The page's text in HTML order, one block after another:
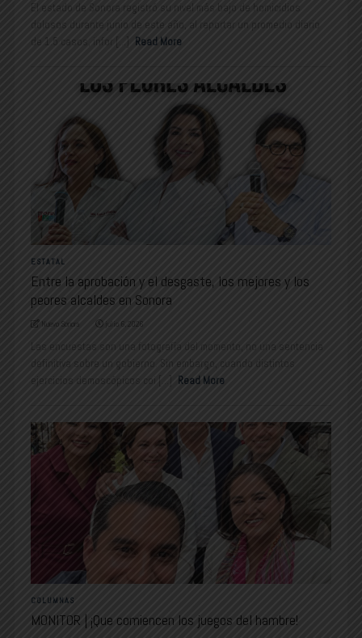
El estado de Sonora registró su nivel más bajo de homicidios
dolosos durante junio de este año, al reportar un promedio diario
de 1.5 casos, infor [...]
Read More
ESTATAL
Entre la aprobación y el desgaste, los mejores y los
peores alcaldes en Sonora
Nuevo Sonora julio 6, 2026
Las encuestas son una fotografía del momento, no una sentencia
definitiva sobre un gobierno. Sin embargo, cuando distintos
ejercicios demoscópicos coi [...]
Read More
COLUMNAS
MONITOR | ¡Que comiencen los juegos del hambre!